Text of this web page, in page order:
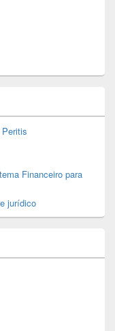
Financeiro para
jurídico